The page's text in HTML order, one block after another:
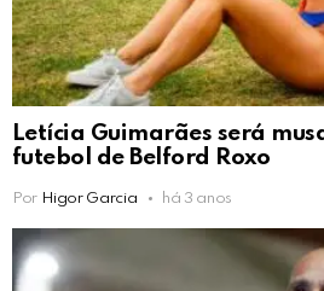
Letícia Guimarães será
futebol de Belford Roxo
Por Higor Garcia há 3 anos